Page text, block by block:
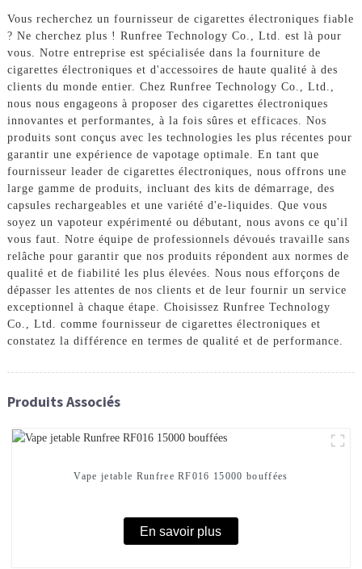
Vous recherchez un fournisseur de cigarettes électroniques fiable
? Ne cherchez plus ! Runfree Technology Co., Ltd. est là pour
vous. Notre entreprise est spécialisée dans la fourniture de
cigarettes électroniques et d'accessoires de haute qualité à des
clients du monde entier. Chez Runfree Technology Co., Ltd.,
nous nous engageons à proposer des cigarettes électroniques
innovantes et performantes, à la fois sûres et efficaces. Nos
produits sont conçus avec les technologies les plus récentes pour
garantir une expérience de vapotage optimale. En tant que
fournisseur leader de cigarettes électroniques, nous offrons une
large gamme de produits, incluant des kits de démarrage, des
capsules rechargeables et une variété d'e-liquides. Que vous
soyez un vapoteur expérimenté ou débutant, nous avons ce qu'il
vous faut. Notre équipe de professionnels dévoués travaille sans
relâche pour garantir que nos produits répondent aux normes de
qualité et de fiabilité les plus élevées. Nous nous efforçons de
dépasser les attentes de nos clients et de leur fournir un service
exceptionnel à chaque étape. Choisissez Runfree Technology
Co., Ltd. comme fournisseur de cigarettes électroniques et
constatez la différence en termes de qualité et de performance.
Produits Associés
Vape jetable Runfree RF016 15000 bouffées
En savoir plus